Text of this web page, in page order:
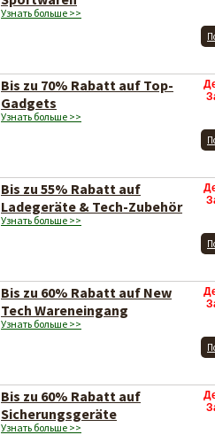
Узнать больше >>
Bis zu 70% Rabatt auf Top-
Gadgets
Узнать больше >>
Bis zu 55% Rabatt auf
Ladegeräte & Tech-Zubehör
Узнать больше >>
Bis zu 60% Rabatt auf New
Tech Wareneingang
Узнать больше >>
Bis zu 60% Rabatt auf
Sicherungsgeräte
Узнать больше >>